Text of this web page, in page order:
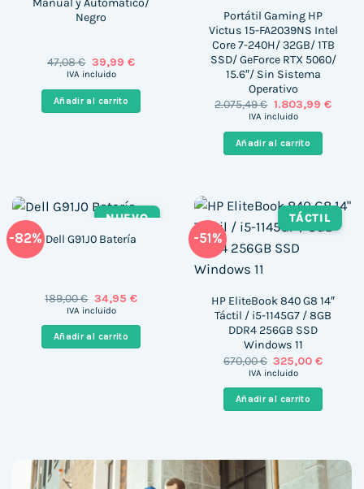
Negro
47,08€ El
precio
era:
47,08 €.
39,99 €El
es:
IVA incluido
Añadir al carrito
Portátil Gaming HP
Victus 15-FA2039NS Intel
Core 7-240H/ 32GB/ 1TB
SSD/ GeForce RTX 5060/
15.6″/ Sin Sistema
Operativo
2.075,49€ El
precio
era:
2.075,49 €.
1.803,99 €El
IVA incluido
Añadir al carrito
-82%
NUEVO
Dell G91J0 Batería
189,00€ El
precio
era:
189,00 €.
34,95 €El
es:
34,95 €.
IVA incluido
Añadir al carrito
-51%
TÁCTIL
HP EliteBook 840 G8 14″
Táctil / i5-1145G7 / 8GB
DDR4 256GB SSD
Windows 11
670,00€ El
precio
era:
670,00 €.
325,00€El
es:
325,00
IVA incluido
Añadir al carrito